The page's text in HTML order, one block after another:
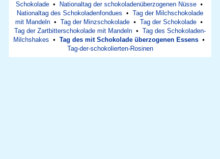
Schokolade• Nationaltag der schokoladenüberzogenen Nüsse•
Nationaltag des Schokoladenfondues • Tag der Milchschokolade
mit Mandeln • Tag der Minzschokolade • Tag der Schokolade •
Tag der Zartbitterschokolade mit Mandeln • Tag des Schokoladen-
Milchshakes • Tag des mit Schokolade überzogenen Essens •
Tag-der-schokolierten-Rosinen